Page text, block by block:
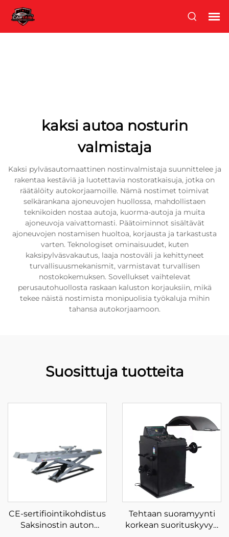
kaksi autoa nosturin
valmistaja
Kaksi pylväsautomaattinen nostinvalmistaja suunnittelee ja
rakentaa kestäviä ja luotettavia nostoratkaisuja, jotka on
räätälöity autokorjaamoille. Nämä nostimet toimivat
selkärankana ajoneuvojen huollossa, mahdollistaen
teknikoiden nostaa autoja, kuorma-autoja ja muita
ajoneuvoja vaivattomasti. Päätoiminnot sisältävät
ajoneuvojen nostamisen huoltoa, korjausta ja tarkastusta
varten. Teknologiset ominaisuudet, kuten
kaksipylväsvakautus, laaja nostoväli ja kehittyneet
turvallisuusmekanismit, varmistavat turvallisen
nostokokemuksen. Sovellukset vaihtelevat
perusautohuollosta raskaan kaluston korjauksiin, mikä
tekee näistä nostimista monipuolisia työkaluja mihin
tahansa autokorjaamoon.
Suosittuja tuotteita
CE-sertifiointikohdistus
Saksinostin auton
Tehtaan suoramyynti
korkean suorituskyvyn